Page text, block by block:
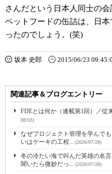
さんだという日本人同士の
ペットフードの缶詰は、日
ったのでしょう。(笑)
坂本 史郎 2015/06/23
関連記事＆ブログエントリー
FDEとは何か（連載第1回）／従
08/03)
なぜプロジェクト管理を学んで
いはケーキの工程... (2026/07/28)
冬の冷たい海で叫んだ英雄の名
聞いたら微妙だっ... (2026/07/28)